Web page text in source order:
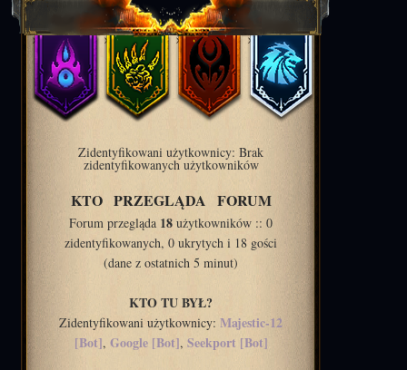
Zidentyfikowani użytkownicy: Brak
zidentyfikowanych użytkowników
KTO PRZEGLĄDA FORUM
Forum przegląda 18 użytkowników :: 0
zidentyfikowanych, 0 ukrytych i 18 gości
(dane z ostatnich 5 minut)
KTO TU BYŁ?
Zidentyfikowani użytkownicy: Majestic-12
[Bot], Google [Bot], Seekport [Bot]